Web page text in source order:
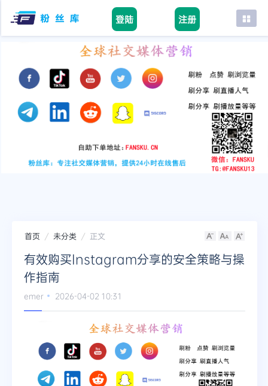
登陆 注册
首页
tiktok
youtube
instagram
首页 未分类 正文
有效购买Instagram分享的安全策略与操
作指南
emer 2026-04-02 10:31